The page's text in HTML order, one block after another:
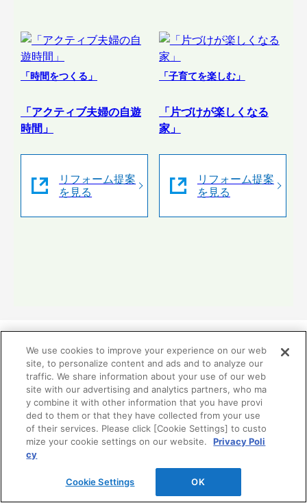
「時間をつくる」
「アクティブ夫婦の自遊
時間」
リフォーム提案
を見る
「子育てを楽しむ」
「片づけが楽しくなる
家」
リフォーム提案
を見る
リフォーム分野業務提携関連
TOTO、DAIKEN、YKK APの3社はお客様の暮らしの価
値向上を目指して、リモデル分野で2002年から業務提携
しています。
We use cookies to improve your experience on our web
site, to personalize content and ads and to analyze our
traffic. We share information about your use of our web
site with our advertising and analytics partners, who ma
y combine it with other information that you have provi
ded to them or that they have collected from your use
of their services. Please click [Cookie Settings] to custo
mize your cookie settings on our website.
Privacy Poli
cy
Cookie Settings OK